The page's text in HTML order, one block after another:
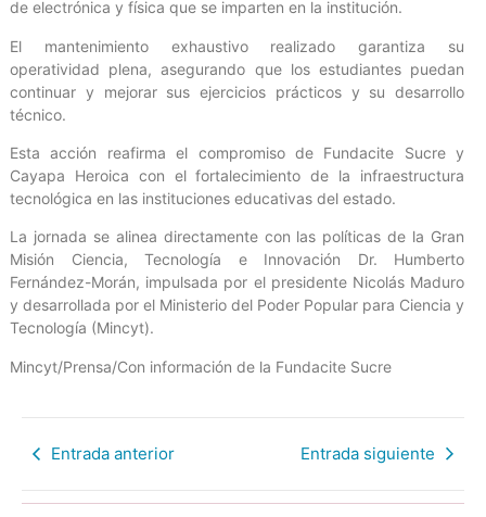
de electrónica y física que se imparten en la institución.
El mantenimiento exhaustivo realizado garantiza su
operatividad plena, asegurando que los estudiantes puedan
continuar y mejorar sus ejercicios prácticos y su desarrollo
técnico.
Esta acción reafirma el compromiso de Fundacite Sucre y
Cayapa Heroica con el fortalecimiento de la infraestructura
tecnológica en las instituciones educativas del estado.
La jornada se alinea directamente con las políticas de la Gran
Misión Ciencia, Tecnología e Innovación Dr. Humberto
Fernández-Morán, impulsada por el presidente Nicolás Maduro
y desarrollada por el Ministerio del Poder Popular para Ciencia y
Tecnología (Mincyt).
Mincyt/Prensa/Con información de la Fundacite Sucre
Entrada anterior Entrada siguiente